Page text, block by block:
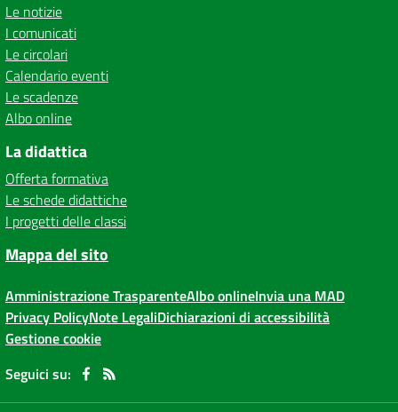
Le notizie
I comunicati
Le circolari
Calendario eventi
Le scadenze
Albo online
La didattica
Offerta formativa
Le schede didattiche
I progetti delle classi
Mappa del sito
Amministrazione TrasparenteAlbo onlineInvia una MAD
Privacy PolicyNote LegaliDichiarazioni di accessibilità
Gestione cookie
Seguici su: